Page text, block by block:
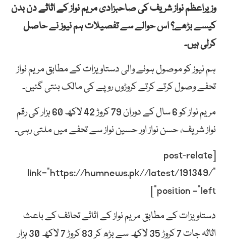
وزیراعظم نواز شریف کی صاحبزادی مریم نواز کے اثاثے دن بدن
کیسے بڑھے؟ اس حوالے سے تفصیلات ہم نیوز نے حاصل
کرلی ہیں۔
ہم نیوز کو موصول ہونے والی دستاویزات کے مطابق مریم نواز
تحفے وصول کرتے کرتے کروڑوں روپے کی مالک بنتی گئیں۔
مریم نواز کو 6 سال کے دوران 79 کروڑ 42 لاکھ 60 ہزار کی رقم
نواز شریف، حسن نواز اور حسین نواز سے تحفے میں ملتی رہی۔
[post-relate
link=”https://humnews.pk//latest/191349/”
position =”left”]
دستاویزات کے مطابق مریم نواز کے اثاثے تحائف کے باعث
اثاثہ جات 7 کروڑ 35 لاکھ سے بڑھ کر 83 کروڑ 7 لاکھ 30 ہزار